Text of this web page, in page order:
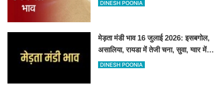
DINESH POONIA
मेड़ता मंडी भाव 16 जुलाई 2026: इसबगोल,
असालिया, रायडा में तेजी चना, सुवा, ग्वार में
आई गिरावट
DINESH POONIA